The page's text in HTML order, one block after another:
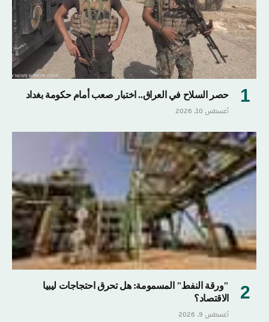
حصر السلاح في العراق.. اختبار صعب أمام حكومة بغداد
أغسطس 10, 2026
"ورقة النفط" المسمومة: هل تحرق احتجاجات ليبيا
الاقتصاد؟
أغسطس 9, 2026